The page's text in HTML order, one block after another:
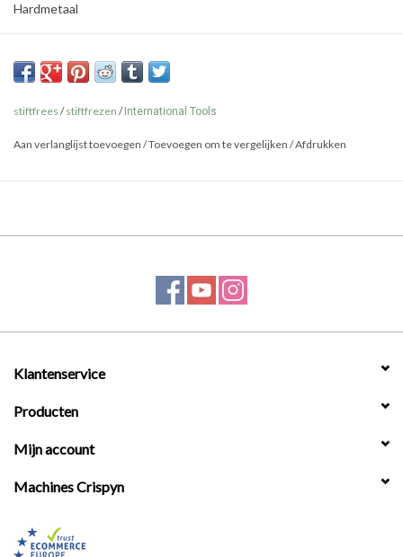
Hardmetaal
stiftfrees /stiftfrezen / International Tools
Aan verlanglijst toevoegen /Toevoegen om te vergelijken /Afdrukken
Klantenservice
Producten
Mijn account
Machines Crispyn